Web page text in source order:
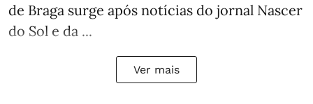
de Braga surge após notícias do jornal Nascer
do Sol e da ...
Ver mais